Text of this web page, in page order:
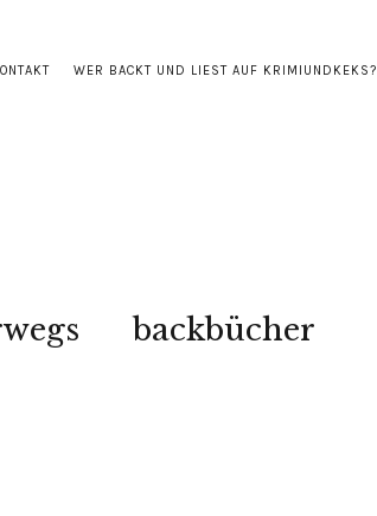
WER BACKT UND LIEST AUF KRIMIUNDKEKS?
backbücher